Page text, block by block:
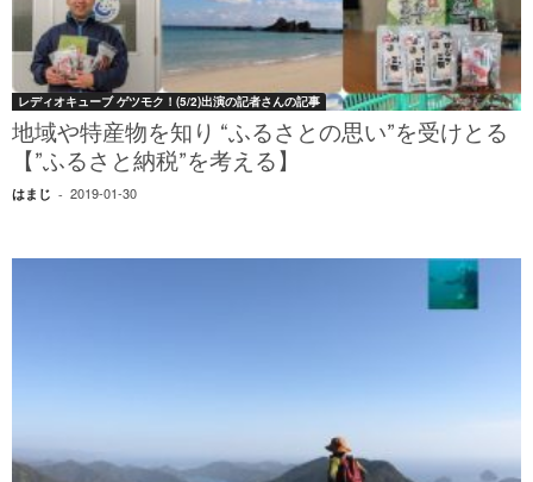
レディオキューブ ゲツモク！(5/2)出演の記者さんの記事
地域や特産物を知り “ふるさとの思い”を受けとる
【”ふるさと納税”を考える】
はまじ - 2019-01-30